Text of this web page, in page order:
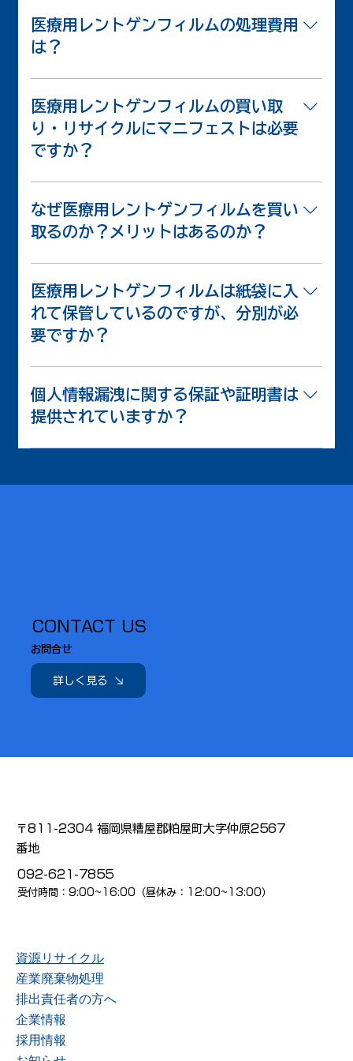
医療用レントゲンフィルムの処理費用
は？
有価資源としての買取のため一切かかりません。
医療用レントゲンフィルムを有価物・有価資源とし
て、買取回収・リサイクルさせて頂きます。 これ
までお金を払って処理されていたのが、費用が一切
不要になり、逆に収入が得られます。
医療用レントゲンフィルムの買い取
り・リサイクルにマニフェストは必要
ですか？
本来、マニフェストは必要ありません。 産業廃棄
物としてではなく、リサイクルを目的と した有価
物・有価資源として扱うため、マニフェストは必要
ありません。しかし、ご希望であれば、マニフェス
ト、産業廃棄物処理委託契約書も作成いたします。
なぜ医療用レントゲンフィルムを買い
取るのか？メリットはあるのか？
フィルムに僅かに含まれる銀を回収しています。
医療用レントゲンフィルムを熱分解処理し、含まれ
るわずかな銀をリサイクルいたします。 ですか
ら、医療用レントゲンフィルムを買取・回収するこ
とが可能です。
医療用レントゲンフィルムは紙袋に入
れて保管しているのですが、分別が必
要ですか？
紙と分別していなくても買い取り致します。 ただ
し、分別されているほうが、買取金額は高くなりま
す。
個人情報漏洩に関する保証や証明書は
提供されていますか？
当社は「個人情報漏えい保険」に加入しております
CONTACT US
​お問合せ
詳しく見る
〒811-2304 福岡県糟屋郡粕屋町大字仲原2567
番地
092-621-7855
受付時間：9:00~16:00（昼休み：12:00~13:00）
資源リサイクル
産業廃棄物処理
排出責任者の方へ
企業情報
採用情報